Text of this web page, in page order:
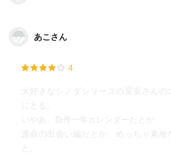
あこさん
4
大好きなシノダシリーズの富安さんの
にとる。
いやあ、自作一年カレンダーだとか、
運命の出会い編だとか、めっちゃ素敵
と。